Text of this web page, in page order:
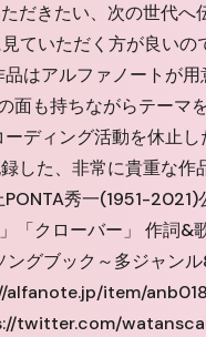
だきたい、次の世代へ
ていただく方が良いの
はアルファノートが
面も持ちながらテーマ
ディング活動を休止
した、非常に貴重な作
秀一(1951-
クローバー」 作詞&
グブック～多ジャン
alfanote.jp/item/
twitter.com/